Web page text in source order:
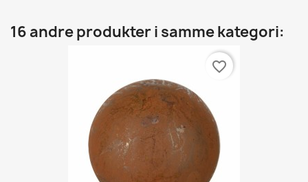
16 andre produkter i samme kategori:
favorite_border